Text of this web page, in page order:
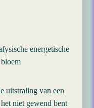
energetische
uitstraling van een
niet gewend bent